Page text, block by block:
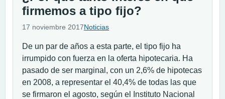
firmemos a tipo fijo?
17 noviembre 2017Noticias
De un par de años a esta parte, el tipo fijo ha
irrumpido con fuerza en la oferta hipotecaria. Ha
pasado de ser marginal, con un 2,6% de hipotecas
en 2008, a representar el 40,4% de todas las que
se firmaron el agosto, según el Instituto Nacional